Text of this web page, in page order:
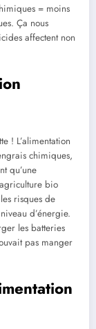
= moins
Ça nous
affectent non
! L’alimentation
chimiques,
qu’une
bio
risques de
d’énergie.
les batteries
pas manger